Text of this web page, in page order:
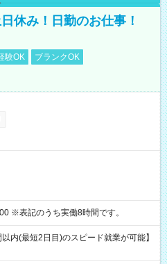
休み！日勤のお仕事！
験OK
ブランクOK
7:00～16:00 19:00～4:00 ※表記のうち実働8時間です。
内(最短2日目)のスピード就業が可能】